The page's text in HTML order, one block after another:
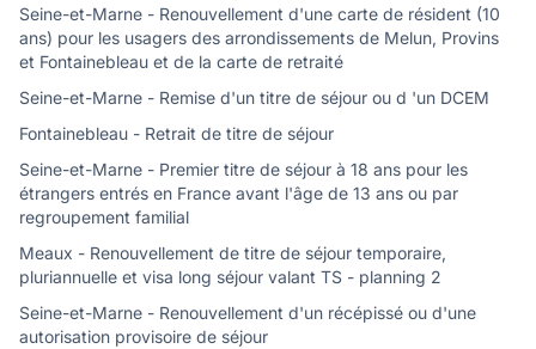
Seine-et-Marne - Renouvellement d'une carte de résident (10
ans) pour les usagers des arrondissements de Melun, Provins
et Fontainebleau et de la carte de retraité
Seine-et-Marne - Remise d'un titre de séjour ou d 'un DCEM
Fontainebleau - Retrait de titre de séjour
Seine-et-Marne - Premier titre de séjour à 18 ans pour les
étrangers entrés en France avant l'âge de 13 ans ou par
regroupement familial
Meaux - Renouvellement de titre de séjour temporaire,
pluriannuelle et visa long séjour valant TS - planning 2
Seine-et-Marne - Renouvellement d'un récépissé ou d'une
autorisation provisoire de séjour